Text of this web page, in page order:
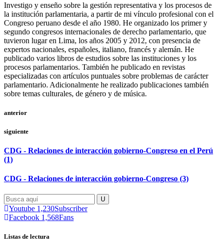
Investigo y enseño sobre la gestión representativa y los procesos de
la institución parlamentaria, a partir de mi vínculo profesional con el
Congreso peruano desde el año 1980. He organizado los primer y
segundo congresos internacionales de derecho parlamentario, que
tuvieron lugar en Lima, los años 2005 y 2012, con presencia de
expertos nacionales, españoles, italiano, francés y alemán. He
publicado varios libros de estudios sobre las instituciones y los
procesos parlamentarios. También he publicado en revistas
especializadas con artículos puntuales sobre problemas de carácter
parlamentario. Adicionalmente he realizado publicaciones también
sobre temas culturales, de género y de música.
anterior
siguiente
CDG - Relaciones de interacción gobierno-Congreso en el Perú
(1)
CDG - Relaciones de interacción gobierno-Congreso (3)
Youtube 1,230Subscriber
Facebook 1,568Fans
Listas de lectura